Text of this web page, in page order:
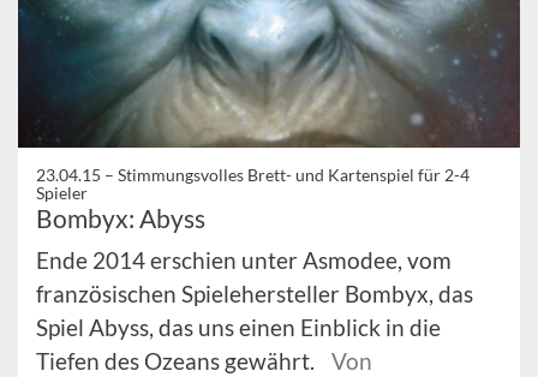
23.04.15 – Stimmungsvolles Brett- und Kartenspiel für 2-4
Spieler
Bombyx: Abyss
Ende 2014 erschien unter Asmodee, vom
französischen Spielehersteller Bombyx, das
Spiel Abyss, das uns einen Einblick in die
Tiefen des Ozeans gewährt.
Von